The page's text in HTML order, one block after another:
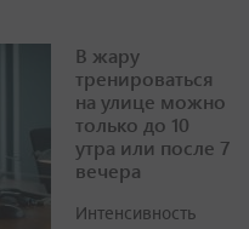
В жару
тренироваться
на улице можно
только до 10
утра или после 7
вечера
Интенсивность